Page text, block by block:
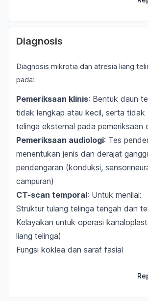
Diagnosis
Diagnosis mikrotia dan atresia liang
pada:
Pemeriksaan klinis: Bentuk daun
tidak lengkap atau kecil, serta tidak
telinga eksternal pada pemeriksaan
Pemeriksaan audiologi: Tes
menentukan jenis dan derajat
pendengaran (konduksi,
campuran)
CT-scan temporal: Untuk menilai:
Struktur tulang telinga tengah dan
Kelayakan untuk operasi
liang telinga)
Fungsi koklea dan saraf fasial